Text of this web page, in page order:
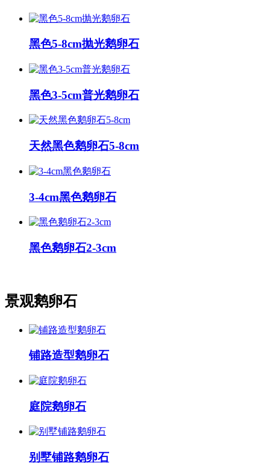
黑色5-8cm抛光鹅卵石
黑色3-5cm普光鹅卵石
天然黑色鹅卵石5-8cm
3-4cm黑色鹅卵石
黑色鹅卵石2-3cm
景观鹅卵石
铺路造型鹅卵石
庭院鹅卵石
别墅铺路鹅卵石